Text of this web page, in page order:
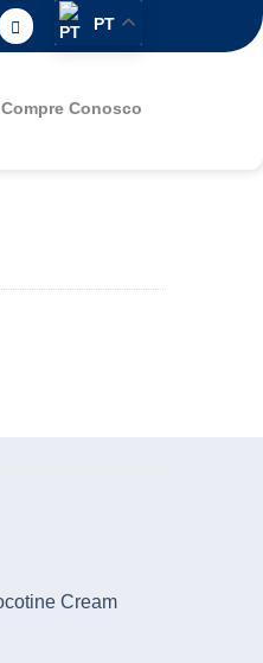
PT
Compre Conosco